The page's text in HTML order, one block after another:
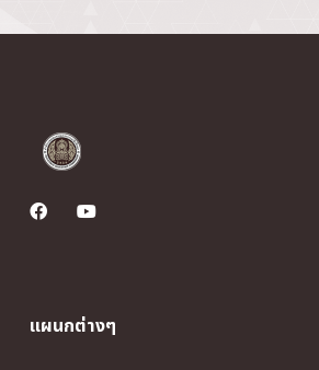
แผนกต่างๆ